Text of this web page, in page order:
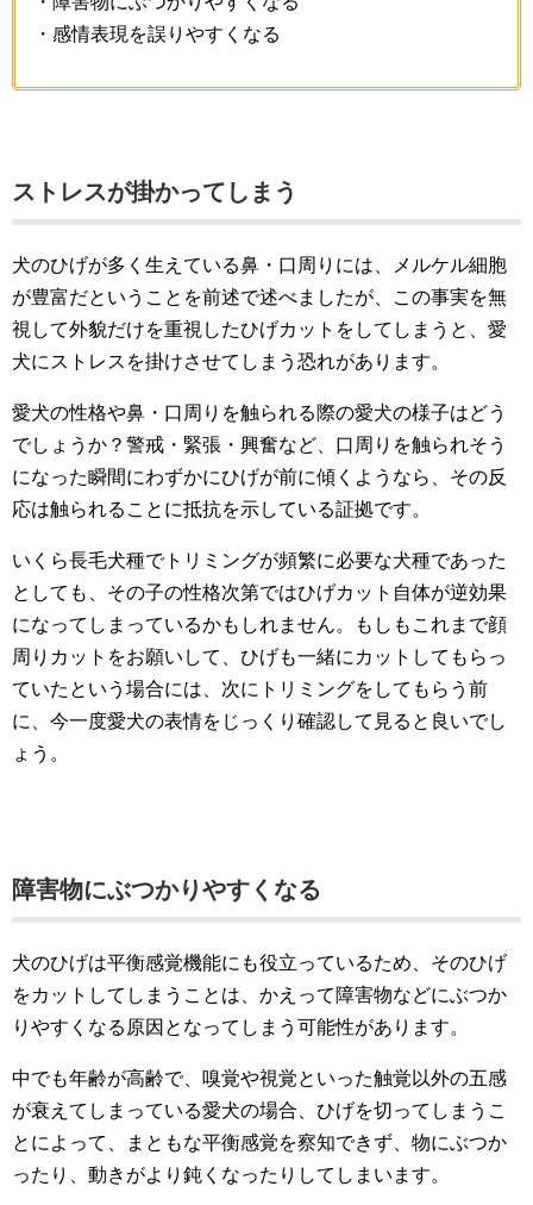
・感情表現を誤りやすくなる
ストレスが掛かってしまう
犬のひげが多く生えている鼻・口周りには、メルケル細胞
が豊富だということを前述で述べましたが、この事実を無
視して外貌だけを重視したひげカットをしてしまうと、愛
犬にストレスを掛けさせてしまう恐れがあります。
愛犬の性格や鼻・口周りを触られる際の愛犬の様子はどう
でしょうか？警戒・緊張・興奮など、口周りを触られそう
になった瞬間にわずかにひげが前に傾くようなら、その反
応は触られることに抵抗を示している証拠です。
いくら長毛犬種でトリミングが頻繁に必要な犬種であった
としても、その子の性格次第ではひげカット自体が逆効果
になってしまっているかもしれません。もしもこれまで顔
周りカットをお願いして、ひげも一緒にカットしてもらっ
ていたという場合には、次にトリミングをしてもらう前
に、今一度愛犬の表情をじっくり確認して見ると良いでし
ょう。
障害物にぶつかりやすくなる
犬のひげは平衡感覚機能にも役立っているため、そのひげ
をカットしてしまうことは、かえって障害物などにぶつか
りやすくなる原因となってしまう可能性があります。
中でも年齢が高齢で、嗅覚や視覚といった触覚以外の五感
が衰えてしまっている愛犬の場合、ひげを切ってしまうこ
とによって、まともな平衡感覚を察知できず、物にぶつか
ったり、動きがより鈍くなったりしてしまいます。